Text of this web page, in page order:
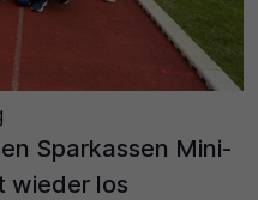
Sparkassen Mini-
wieder los